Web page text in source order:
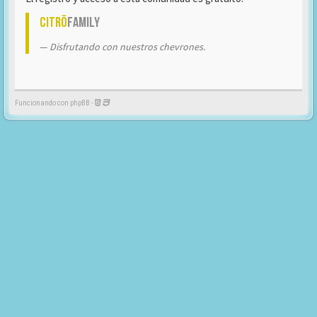
CitröFamily
Disfrutando con nuestros chevrones.
Funcionando con phpBB -